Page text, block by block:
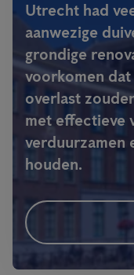
Utrecht had
aanwezige
grondige
voorkomen
overlast
met effectieve
verduurzamen
houden.